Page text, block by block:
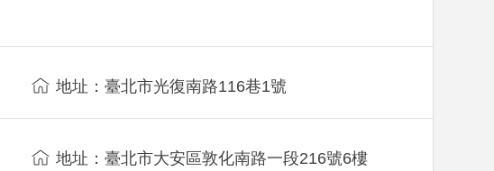
地址：臺北市光復南路116巷1號
地址：臺北市大安區敦化南路一段216號6樓